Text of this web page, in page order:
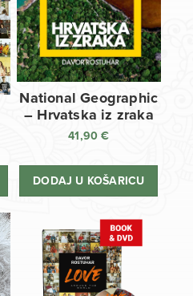
National Geographic
– Hrvatska iz zraka
41,90€
DODAJ U KOŠARICU